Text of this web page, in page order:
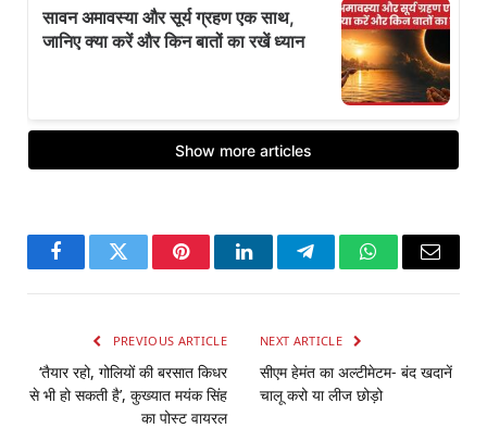
FacebookTwitter PinterestLinkedInTelegramWhatsApp
Email
PREVIOUS ARTICLE
‘तैयार रहो, गोलियों की बरसात किधर
से भी हो सकती है’, कुख्यात मयंक सिंह
का पोस्ट वायरल
NEXT ARTICLE
सीएम हेमंत का अल्टीमेटम- बंद खदानें
चालू करो या लीज छोड़ो